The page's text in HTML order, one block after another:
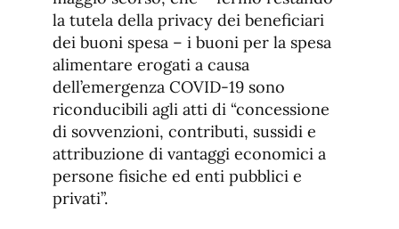
la tutela della privacy dei beneficiari
dei buoni spesa – i buoni per la spesa
alimentare erogati a causa
dell’emergenza COVID-19 sono
riconducibili agli atti di “concessione
di sovvenzioni, contributi, sussidi e
attribuzione di vantaggi economici a
persone fisiche ed enti pubblici e
privati”.